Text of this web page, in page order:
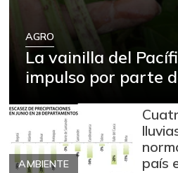
AGRO
La vainilla del
impulso por parte
AMBIENTE
país